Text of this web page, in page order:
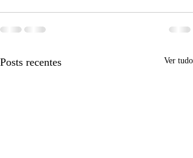
Posts recentes Ver tudo